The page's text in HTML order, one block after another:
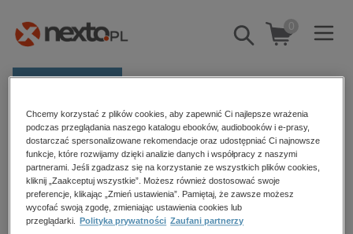
Pokaż/schowaj
wyszukiwarkę
0
Kategorie
Zobacz wszystkie E-prasa
budownictwo, aranżacja wnętrz
biznesowe, branżowe, gospodarka
Strona główna Andrzej Niezgoda
Andrzej Niezgoda
Chcemy korzystać z plików cookies, aby zapewnić Ci najlepsze wrażenia
podczas przeglądania naszego katalogu ebooków, audiobooków i e-prasy,
dostarczać spersonalizowane rekomendacje oraz udostępniać Ci najnowsze
funkcje, które rozwijamy dzięki analizie danych i współpracy z naszymi
partnerami. Jeśli zgadzasz się na korzystanie ze wszystkich plików cookies,
kliknij „Zaakceptuj wszystkie”. Możesz również dostosować swoje
preferencje, klikając „Zmień ustawienia”. Pamiętaj, że zawsze możesz
wycofać swoją zgodę, zmieniając ustawienia cookies lub
przeglądarki.
Polityka prywatności Zaufani partnerzy